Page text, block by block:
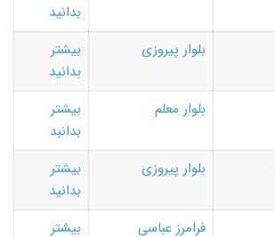
بدانید
بلوار پیروزی
بیشتر
بدانید
بلوار معلم
بیشتر
بدانبد
بلوار پیروزی
بیشتر
بدانید
فرامرز عباسی
بیشتر